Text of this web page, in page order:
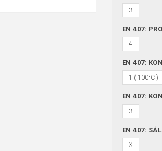
3
EN 407:
4
EN 407:
1 ( 100°C )
EN 407:
3
EN 407:
X